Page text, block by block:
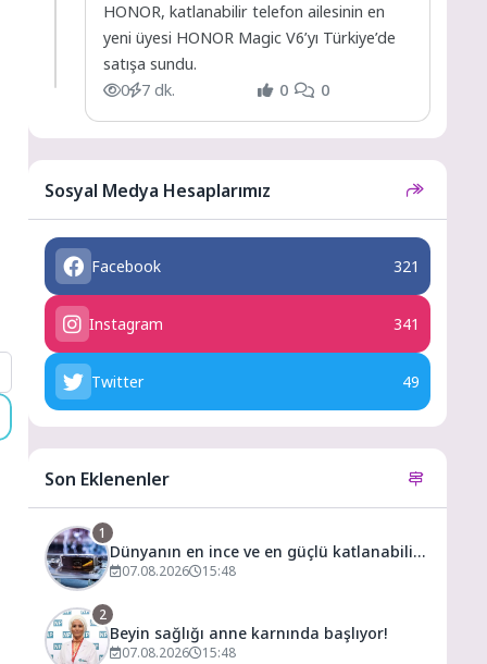
HONOR, katlanabilir telefon ailesinin en
yeni üyesi HONOR Magic V6’yı Türkiye’de
satışa sundu.
0 7 dk. 0 0
Sosyal Medya Hesaplarımız
Facebook 321
Instagram 341
Twitter 49
Son Eklenenler
1
Dünyanın en ince ve en güçlü katlanabilir
amiral gemisi HONOR Magic V6 Türkiye’de
07.08.2026 15:48
2
Beyin sağlığı anne karnında başlıyor!
07.08.2026 15:48